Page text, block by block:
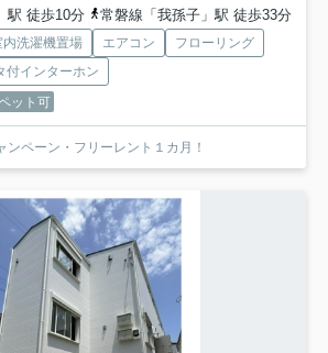
駅 徒歩10分
常磐線「我孫子」駅 徒歩33分
内洗濯機置場 エアコン
フローリング
付インターホン
ット可
ンペーン・フリーレント１カ月！